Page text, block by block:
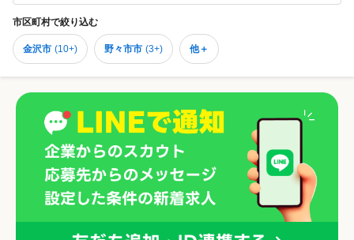
市区町村で絞り込む
金沢市 (10+) 野々市市 (3+) 他＋